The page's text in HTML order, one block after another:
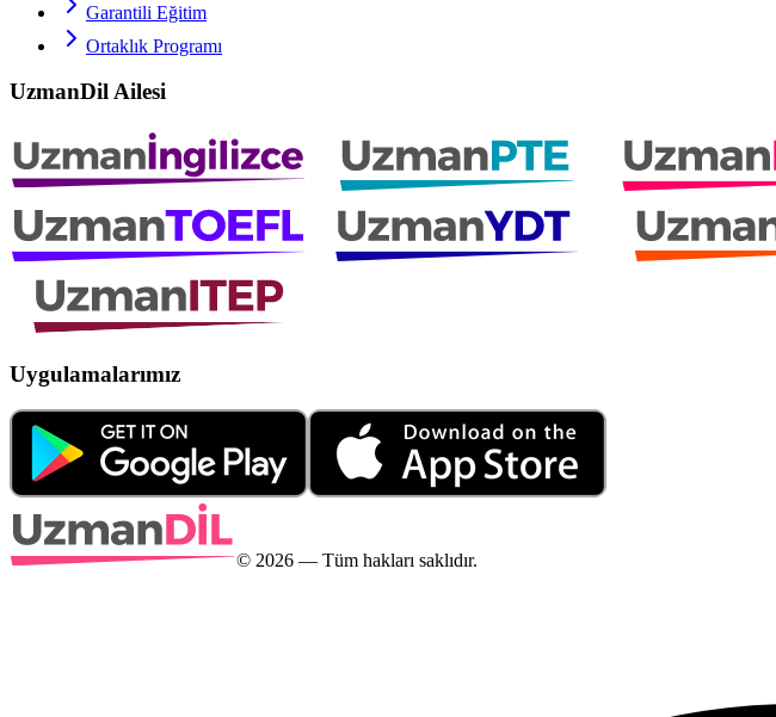
Garantili Eğitim
Ortaklık Programı
UzmanDil Ailesi
Uygulamalarımız
© 2026 — Tüm hakları saklıdır.